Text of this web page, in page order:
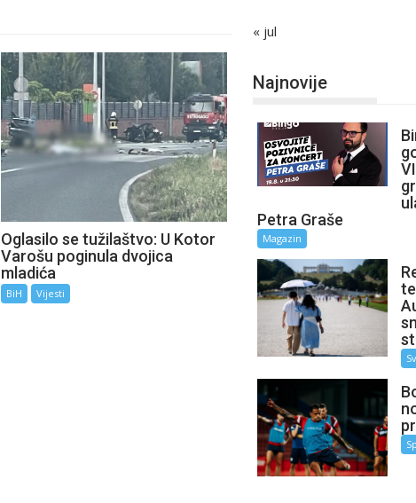
Oglasilo se tužilaštvo: U Kotor
Varošu poginula dvojica
mladića
BiH Vijesti
« jul
Najnovije
Petra Graše
Magazin